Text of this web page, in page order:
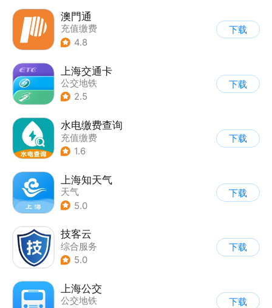
澳門通
充值缴费
4.8
下载
上海交通卡
公交地铁
2.5
下载
水电缴费查询
充值缴费
1.6
下载
上海知天气
天气
5.0
下载
技客云
综合服务
5.0
下载
上海公交
公交地铁
下载